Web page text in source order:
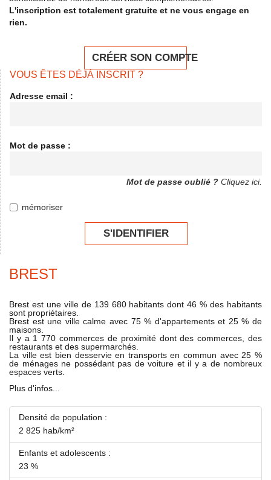
L'inscription est totalement gratuite et ne vous engage en
rien.
CRÉER SON COMPTE
VOUS ÊTES DÉJÀ INSCRIT ?
Adresse email :
Mot de passe :
Mot de passe oublié ? Cliquez ici.
mémoriser
S'IDENTIFIER
BREST
Brest est une ville de 139 680 habitants dont 46 % des habitants
sont propriétaires.
Brest est une ville calme avec 75 % d'appartements et 25 % de
maisons.
Il y a 1 770 commerces de proximité dont des commerces, des
restaurants et des supermarchés.
La ville est bien desservie en transports en commun avec 25 %
de ménages ne possédant pas de voiture et il y a de nombreux
espaces verts.
Plus d'infos...
Densité de population :
2 825 hab/km²
Enfants et adolescents :
23 %